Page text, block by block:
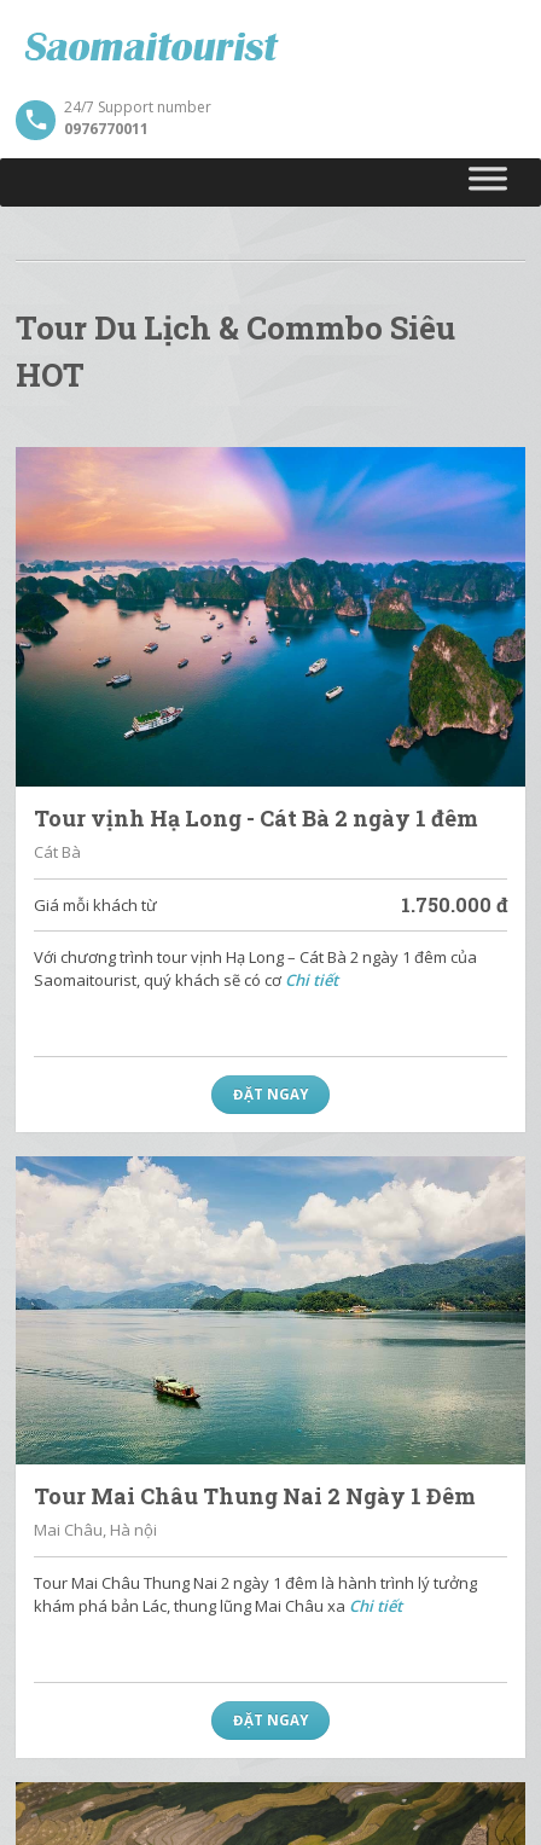
24/7 Support number
0976770011
Tour Du Lịch & Commbo Siêu
HOT
Tour vịnh Hạ Long - Cát Bà 2 ngày 1 đêm
Cát Bà
Giá mỗi khách từ 1.750.000 đ
Với chương trình tour vịnh Hạ Long – Cát Bà 2 ngày 1 đêm của
Saomaitourist, quý khách sẽ có cơChi tiết
ĐẶT NGAY
Tour Mai Châu Thung Nai 2 Ngày 1 Đêm
Mai Châu, Hà nội
Tour Mai Châu Thung Nai 2 ngày 1 đêm là hành trình lý tưởng
khám phá bản Lác, thung lũng Mai Châu xa Chi tiết
ĐẶT NGAY